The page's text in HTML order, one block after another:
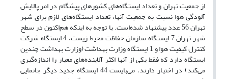
از جمعیت تهران و تعداد ایستگاه‌های کشورهای پیشگام در امر پالایش
آلودگی هوا نسبت به جمعیت آنها، تعداد ایستگاه‌های لازم برای شهر
تهران 56 عدد پیشنهاد شده‌است. با توجه به اینکه هم‌اکنون در سطح
شهر تهران 7 ایستگاه سازمان حفاظت محیط زیست، 4 ایستگاه شرکت
کنترل کیفیت هوا و 1 ایستگاه وزارت بهداشت (وزارت بهداشت چندین
ایستگاه‌ دارد که فقط یکی از آنها اکثر آلاینده‌های معیار را اندازه‌گیری
می‌کند) در اختیار دارند، می‌بایست 44 ایستگاه جدید دیگر جانمایی